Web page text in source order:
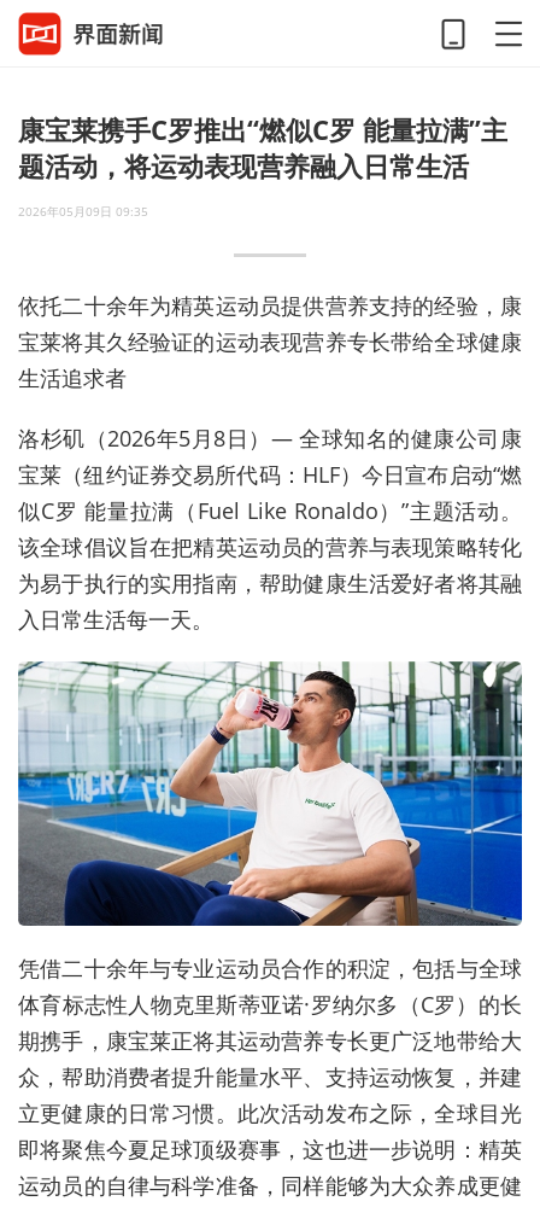
康宝莱携手C罗推出“燃似C罗 能量拉满”主
题活动，将运动表现营养融入日常生活
2026年05月09日 09:35
依托二十余年为精英运动员提供营养支持的经验，康
宝莱将其久经验证的运动表现营养专长带给全球健康
生活追求者
洛杉矶（2026年5月8日）— 全球知名的健康公司康
宝莱（纽约证券交易所代码：HLF）今日宣布启动“燃
似C罗 能量拉满（Fuel Like Ronaldo）”主题活动。
该全球倡议旨在把精英运动员的营养与表现策略转化
为易于执行的实用指南，帮助健康生活爱好者将其融
入日常生活每一天。
凭借二十余年与专业运动员合作的积淀，包括与全球
体育标志性人物克里斯蒂亚诺·罗纳尔多（C罗）的长
期携手，康宝莱正将其运动营养专长更广泛地带给大
众，帮助消费者提升能量水平、支持运动恢复，并建
立更健康的日常习惯。此次活动发布之际，全球目光
即将聚焦今夏足球顶级赛事，这也进一步说明：精英
运动员的自律与科学准备，同样能够为大众养成更健